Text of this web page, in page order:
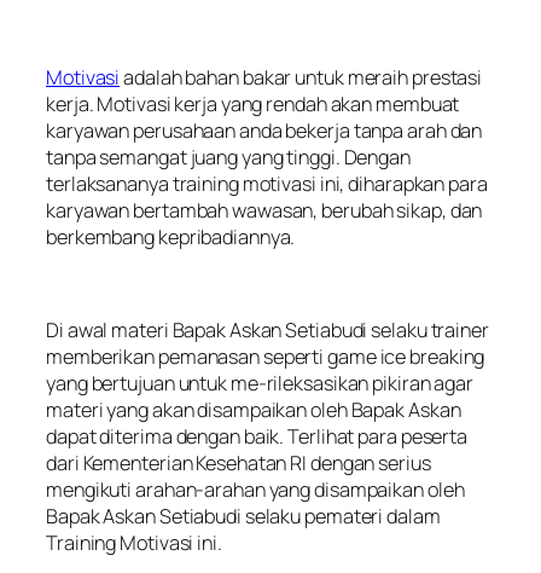
Motivasiadalah bahan bakar untuk meraih prestasi
kerja. Motivasi kerja yang rendah akan membuat
karyawan perusahaan anda bekerja tanpa arah dan
tanpa semangat juang yang tinggi. Dengan
terlaksananya training motivasi ini, diharapkan para
karyawan bertambah wawasan, berubah sikap, dan
berkembang kepribadiannya.
Di awal materi Bapak Askan Setiabudi selaku trainer
memberikan pemanasan seperti game ice breaking
yang bertujuan untuk me-rileksasikan pikiran agar
materi yang akan disampaikan oleh Bapak Askan
dapat diterima dengan baik. Terlihat para peserta
dari Kementerian Kesehatan RI dengan serius
mengikuti arahan-arahan yang disampaikan oleh
Bapak Askan Setiabudi selaku pemateri dalam
Training Motivasi ini.